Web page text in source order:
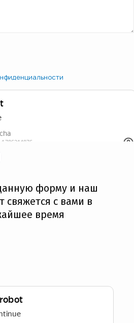
форму и наш
свяжется с вами в
время